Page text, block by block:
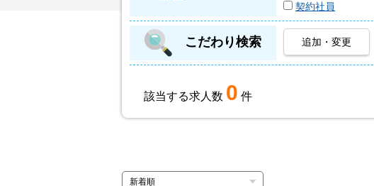
契約社員
こだわり検索 追加・変更
該当する求人数 0 件